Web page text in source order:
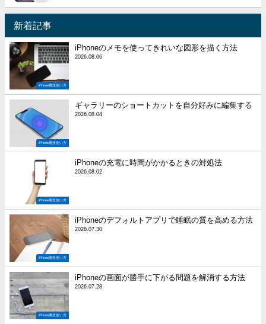
新着記事
iPhone裏技使い方
iPhoneのメモを使ってきれいな図形を描く方法
2026.08.06
iPhone裏技使い方
ギャラリーのショートカットを自分好みに編集する
2026.08.04
iPhone裏技使い方
iPhoneの充電に時間がかかるときの対処法
2026.08.02
iPhone裏技使い方
iPhoneのデフォルトアプリで睡眠の質を高める方法
2026.07.30
iPhone裏技使い方
iPhoneの画面が勝手に下がる問題を解消する方法
2026.07.28